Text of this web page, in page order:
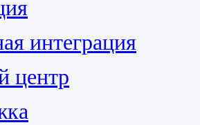
интеграция
центр